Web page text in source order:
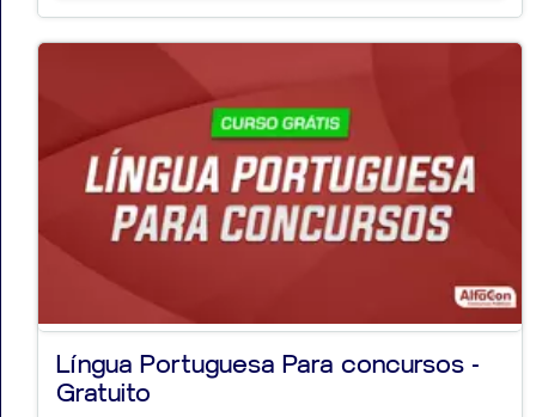
Língua Portuguesa Para concursos -
Gratuito